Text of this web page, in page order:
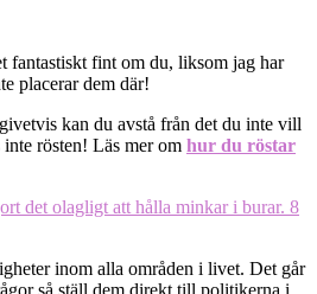
fantastiskt fint om du, liksom jag har
placerar dem där!
kan du avstå från det du inte vill
rösten! Läs mer om hur du röstar
inom alla områden i livet. Det går
så ställ dem direkt till politikerna i